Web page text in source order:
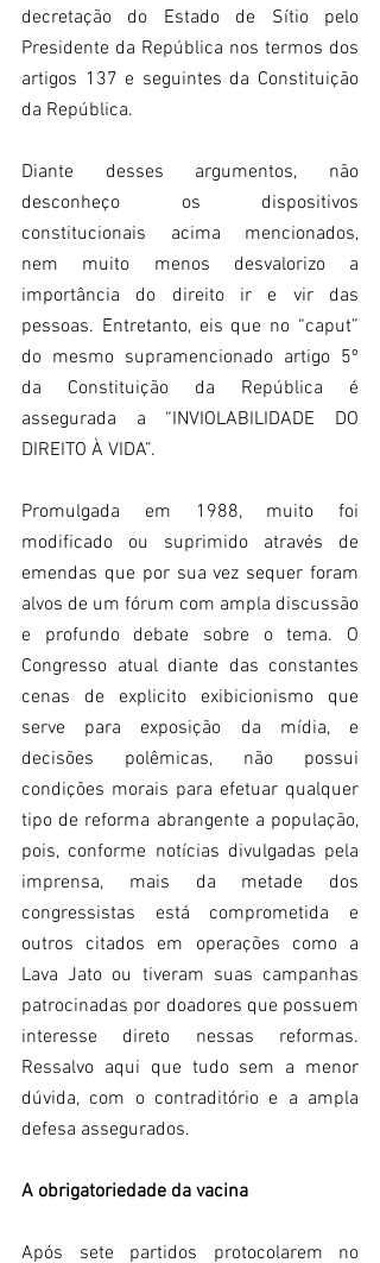
decretação do Estado de Sítio pelo
Presidente da República nos termos dos
artigos 137 e seguintes da Constituição
da República.
Diante desses argumentos, não
desconheço os dispositivos
constitucionais acima mencionados,
nem muito menos desvalorizo a
importância do direito ir e vir das
pessoas. Entretanto, eis que no “caput”
do mesmo supramencionado artigo 5º
da Constituição da República é
assegurada a “INVIOLABILIDADE DO
DIREITO À VIDA”.
Promulgada em 1988, muito foi
modificado ou suprimido através de
emendas que por sua vez sequer foram
alvos de um fórum com ampla discussão
e profundo debate sobre o tema. O
Congresso atual diante das constantes
cenas de explicito exibicionismo que
serve para exposição da mídia, e
decisões polêmicas, não possui
condições morais para efetuar qualquer
tipo de reforma abrangente a população,
pois, conforme notícias divulgadas pela
imprensa, mais da metade dos
congressistas está comprometida e
outros citados em operações como a
Lava Jato ou tiveram suas campanhas
patrocinadas por doadores que possuem
interesse direto nessas reformas.
Ressalvo aqui que tudo sem a menor
dúvida, com o contraditório e a ampla
defesa assegurados.
A obrigatoriedade da vacina
Após sete partidos protocolarem no